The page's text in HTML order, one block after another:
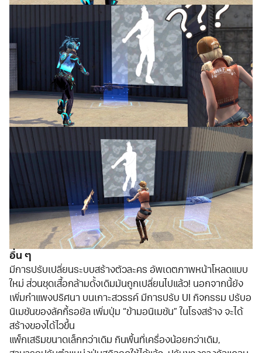
อื่น ๆ
มีการปรับเปลี่ยนระบบสร้างตัวละคร อัพเดตภาพหน้าโหลดแบบ
ใหม่ ส่วนชุดเสื้อกล้ามดั้งเดิมมันถูกเปลี่ยนไปแล้ว! นอกจากนี้ยัง
เพิ่มกำแพงปริศนา บนเกาะสวรรค์ มีการปรับ UI กิจกรรม ปรับอ
นิเมชันของลัคกี้รอยัล เพิ่มปุ่ม “ข้ามอนิเมชัน” ในโรงสร้าง จะได้
สร้างของได้ไวขึ้น
แพ็กเสริมขนาดเล็กกว่าเดิม กินพื้นที่เครื่องน้อยกว่าเดิม,